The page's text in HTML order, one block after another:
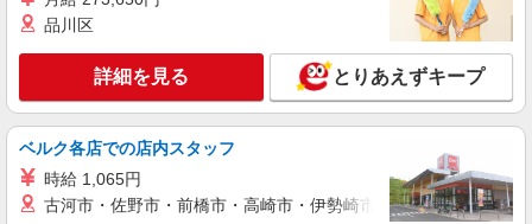
インセンティブ支給(規定有) ゜・。○。・゜
詳細を見る
株式会社シエロ
人気機種に詳しくなれる携帯販売
【softbank】
時給1600円〜 ※別途インセンティブ、職能評
価制度あり ※残業代支給 ★交通費別途支給（規定
品川区
詳細を見る とりあえずキープ
ベルク各店での店内スタッフ
時給 1,065円
古河市・佐野市・前橋市・高崎市・伊勢崎市・太田市・館林市